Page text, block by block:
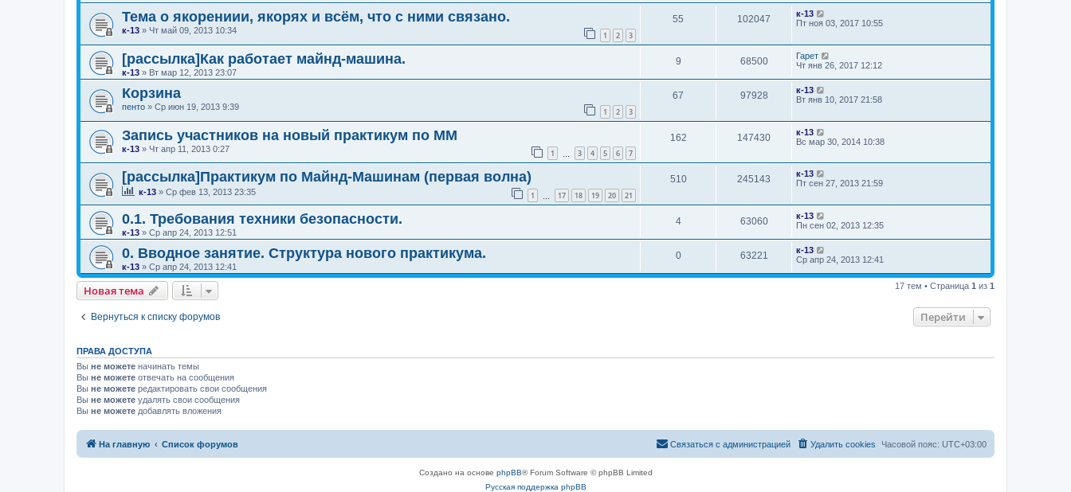
Тема о якорениии, якорях и всём, что с ними связано.
к-13 » Чт май 09, 2013 10:34 1 2 3
55 102047
к-13
Пт ноя 03, 2017 10:55
[рассылка]Как работает майнд-машина.
к-13 » Вт мар 12, 2013 23:07
9 68500
Гарет
Чт янв 26, 2017 12:12
Корзина
пенто » Ср июн 19, 2013 9:39 1 2 3
67 97928
к-13
Вт янв 10, 2017 21:58
Запись участников на новый практикум по ММ
к-13 » Чт апр 11, 2013 0:27 1 3 4 5 6 7
162 147430
к-13
Вс мар 30, 2014 10:38
[рассылка]Практикум по Майнд-Машинам (первая волна)
к-13 » Ср фев 13, 2013 23:35 1 17 18 19 20 21
510 245143
к-13
Пт сен 27, 2013 21:59
0.1. Требования техники безопасности.
к-13 » Ср апр 24, 2013 12:51
4 63060
к-13
Пн сен 02, 2013 12:35
0. Вводное занятие. Структура нового практикума.
к-13 » Ср апр 24, 2013 12:41
0 63221
к-13
Ср апр 24, 2013 12:41
Новая тема 17 тем • Страница 1 из 1
Вернуться к списку форумов Перейти
ПРАВА ДОСТУПА
Вы не можете начинать темы
Вы не можете отвечать на сообщения
Вы не можете редактировать свои сообщения
Вы не можете удалять свои сообщения
Вы не можете добавлять вложения
На главную Список форумов Часовой пояс: UTC+03:00
Удалить cookies
Связаться с администрацией
Создано на основе phpBB® Forum Software © phpBB Limited
Русская поддержка phpBB